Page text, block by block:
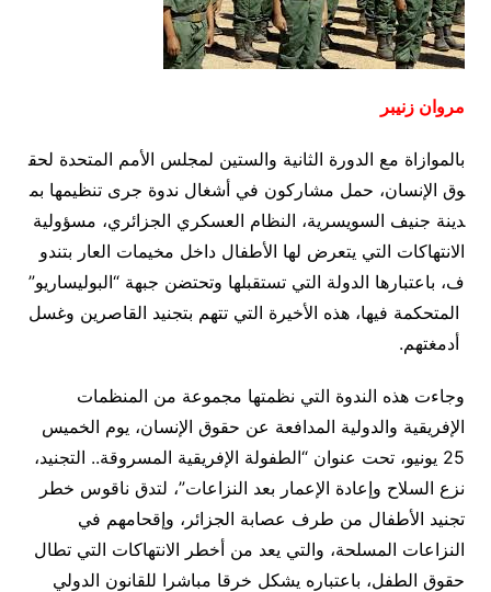
زنيبر
مع الدورة الثانية والستين لمجلس الأمم المتحدة لحق
الإنسان، حمل مشاركون في أشغال ندوة جرى تنظيمها بم
جنيف السويسرية، النظام العسكري الجزائري، مسؤولية
التي يتعرض لها الأطفال داخل مخيمات العار بتندو
الدولة التي تستقبلها وتحتضن جبهة “البوليساريو”
فيها، هذه الأخيرة التي تتهم بتجنيد القاصرين وغسل
هذه الندوة التي نظمتها مجموعة من المنظمات
والدولية المدافعة عن حقوق الإنسان، يوم الخميس
25 يونيو، تحت عنوان “الطفولة الإفريقية المسروقة.. التجنيد،
السلاح وإعادة الإعمار بعد النزاعات”، لتدق ناقوس خطر
الأطفال من طرف عصابة الجزائر، وإقحامهم في
المسلحة، والتي يعد من أخطر الانتهاكات التي تطال
الطفل، باعتباره يشكل خرقا مباشرا للقانون الدولي